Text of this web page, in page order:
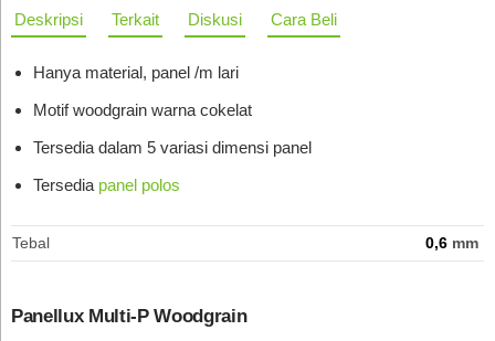
Woodgrain80 x 20mm
Deskripsi Terkait Diskusi Cara Beli
Hanya material, panel /m lari
Motif woodgrain warna cokelat
Tersedia dalam 5 variasi dimensi panel
Tersedia panel polos
Tebal 0,6 mm
Panellux Multi-P Woodgrain